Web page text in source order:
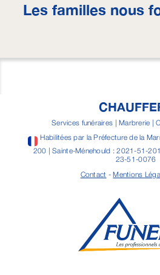
Les familles nous
Services funéraires | Marbrerie |
Habilitées par la Préfecture de la
200 | Sainte-Ménehould : 2021-51-
23-51-0076
Contact -Mentions